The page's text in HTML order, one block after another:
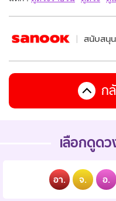
สนับสนุน
ก
เลือกดูด
อา. จ. อ.